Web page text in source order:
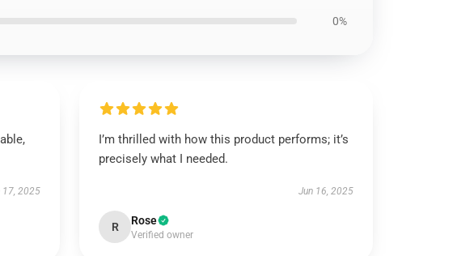
0%
17, 2025
I’m thrilled with how this product performs; it’s
precisely what I needed.
Jun 16, 2025
R Rose
Verified owner